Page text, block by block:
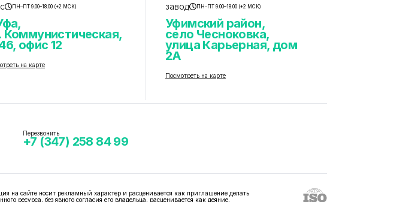
ПН–ПТ 9.00–18.00 (+2 МСК)
Коммунистическая,
офис 12
на карте
завод ПН–ПТ 9.00–18.00 (+2 МСК)
Уфимский район,
село Чесноковка,
улица Карьерная, дом
2А
Посмотреть на карте
Перезвонить
+7 (347) 258 84 99
сайте носит рекламный характер и расценивается как приглашение делать
ресурса, без явного согласия его владельца, расценивается как деяние,